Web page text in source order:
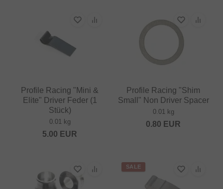
Profile Racing "Mini &
Elite" Driver Feder (1
Stück)
0.01 kg
5.00 EUR
Profile Racing "Shim
Small" Non Driver Spacer
0.01 kg
0.80 EUR
SALE